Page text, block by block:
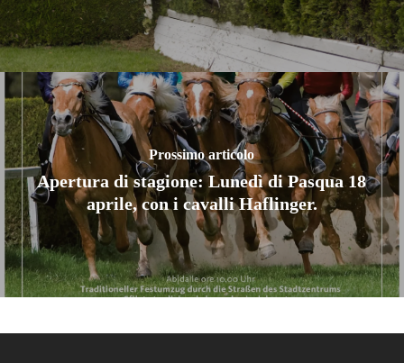
Prossimo articolo
Apertura di stagione: Lunedì di Pasqua 18
aprile, con i cavalli Haflinger.